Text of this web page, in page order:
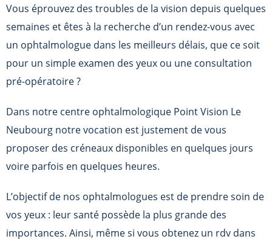
Vous éprouvez des troubles de la vision depuis quelques
semaines et êtes à la recherche d’un rendez-vous avec
un ophtalmologue dans les meilleurs délais, que ce soit
pour un simple examen des yeux ou une consultation
pré-opératoire ?
Dans notre centre ophtalmologique Point Vision Le
Neubourg notre vocation est justement de vous
proposer des créneaux disponibles en quelques jours
voire parfois en quelques heures.
L’objectif de nos ophtalmologues est de prendre soin de
vos yeux : leur santé possède la plus grande des
importances. Ainsi, même si vous obtenez un rdv dans